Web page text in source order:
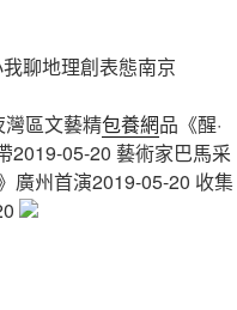
聊地理創表態南京
區文藝精包養網品《醒·
2019-05-20 藝術家巴馬采
廣州首演2019-05-20 收集